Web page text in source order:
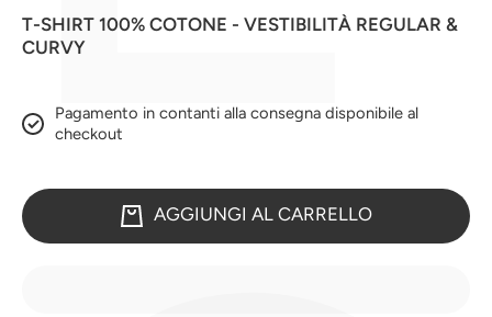
T-SHIRT 100% COTONE - VESTIBILITÀ REGULAR &
CURVY
Pagamento in contanti alla consegna disponibile al
checkout
AGGIUNGI AL CARRELLO